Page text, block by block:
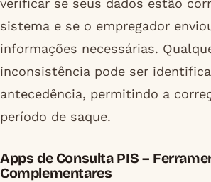
verificar se seus dados estão
sistema e se o empregador
informações necessárias.
inconsistência pode ser
antecedência, permitindo a
período de saque.
Apps de Consulta PIS –
Complementares